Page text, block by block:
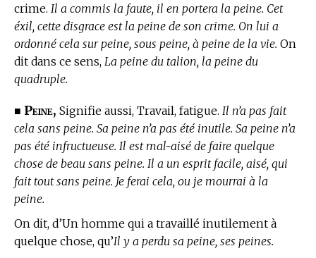
crime. Il a commis la faute, il en portera la peine. Cet
éxil, cette disgrace est la peine de son crime. On lui a
ordonné cela sur peine, sous peine, à peine de la vie. On
dit dans ce sens, La peine du talion, la peine du
quadruple.
■ Peine, Signifie aussi, Travail, fatigue. Il n’a pas fait
cela sans peine. Sa peine n’a pas été inutile. Sa peine n’a
pas été infructueuse. Il est mal-aisé de faire quelque
chose de beau sans peine. Il a un esprit facile, aisé, qui
fait tout sans peine. Je ferai cela, ou je mourrai à la
peine.
On dit, d’Un homme qui a travaillé inutilement à
quelque chose, qu’Il y a perdu sa peine, ses peines.